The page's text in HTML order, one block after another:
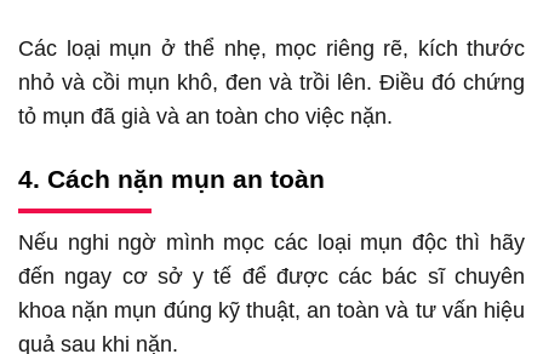
Các loại mụn ở thể nhẹ, mọc riêng rẽ, kích thước
nhỏ và cồi mụn khô, đen và trồi lên. Điều đó chứng
tỏ mụn đã già và an toàn cho việc nặn.
4. Cách nặn mụn an toàn
Nếu nghi ngờ mình mọc các loại mụn độc thì hãy
đến ngay cơ sở y tế để được các bác sĩ chuyên
khoa nặn mụn đúng kỹ thuật, an toàn và tư vấn hiệu
quả sau khi nặn.